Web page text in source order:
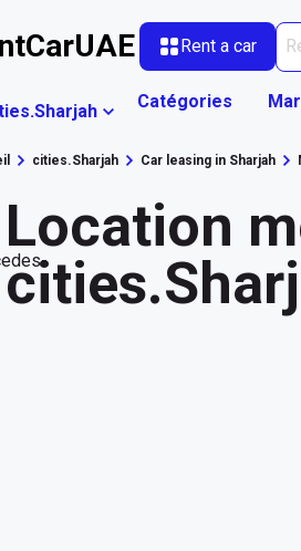
Rent a car
Catégories
cities.Sharjah Car leasing in Sharjah
Location